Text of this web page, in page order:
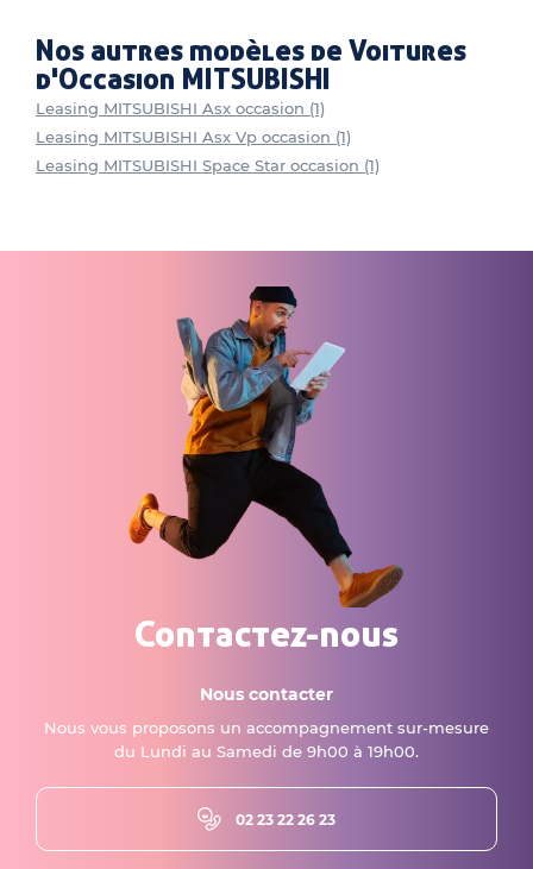
Nos autres modèles de Voitures
d'Occasion MITSUBISHI
Leasing MITSUBISHI Asx occasion (1)
Leasing MITSUBISHI Asx Vp occasion (1)
Leasing MITSUBISHI Space Star occasion (1)
Contactez-nous
Nous contacter
Nous vous proposons un accompagnement sur-mesure
du Lundi au Samedi de 9h00 à 19h00.
02 23 22 26 23